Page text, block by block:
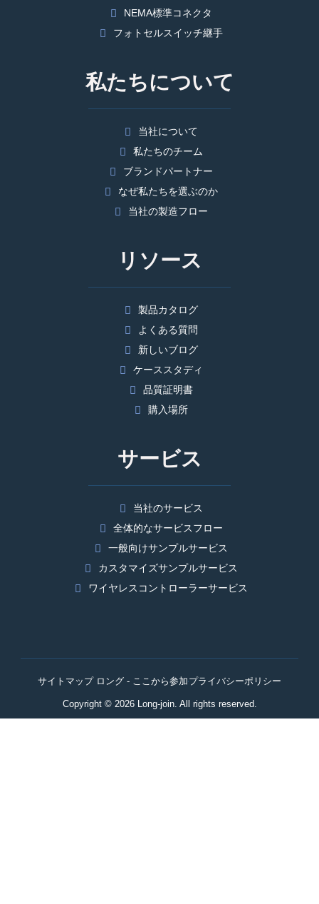
NEMA標準コネクタ
フォトセルスイッチ継手
私たちについて
当社について
私たちのチーム
ブランドパートナー
なぜ私たちを選ぶのか
当社の製造フロー
リソース
製品カタログ
よくある質問
新しいブログ
ケーススタディ
品質証明書
購入場所
サービス
当社のサービス
全体的なサービスフロー
一般向けサンプルサービス
カスタマイズサンプルサービス
ワイヤレスコントローラーサービス
サイトマップ ロング - ここから参加 プライバシーポリシー
Copyright © 2026 Long-join. All rights reserved.